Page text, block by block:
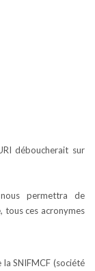
déboucherait sur
permettra de
tous ces acronymes
SNIFMCF (société